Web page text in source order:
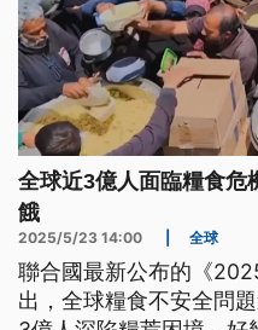
全球近3億人面臨糧食危
餓
2025/5/23 14:00 全球
聯合國最新公布的《
出，全球糧食不安全問